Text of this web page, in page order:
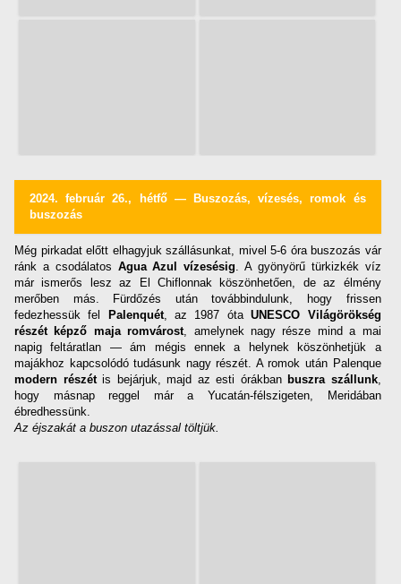
2024. február 26., hétfő — Buszozás, vízesés, romok és
buszozás
Még pirkadat előtt elhagyjuk szállásunkat, mivel 5-6 óra buszozás vár
ránk a csodálatos Agua Azul vízesésig . A gyönyörű türkizkék víz
már ismerős lesz az El Chiflonnak köszönhetően, de az élmény
merőben más. Fürdőzés után továbbindulunk, hogy frissen
fedezhessük fel Palenquét, az 1987 ótaUNESCO Világörökség
részét képző maja romvárost , amelynek nagy része mind a mai
napig feltáratlan — ám mégis ennek a helynek köszönhetjük a
majákhoz kapcsolódó tudásunk nagy részét. A romok után Palenque
modern részétis bejárjuk, majd az esti órákban buszra szállunk,
hogy másnap reggel már a Yucatán-félszigeten, Meridában
ébredhessünk.
Az éjszakát a buszon utazással töltjük.